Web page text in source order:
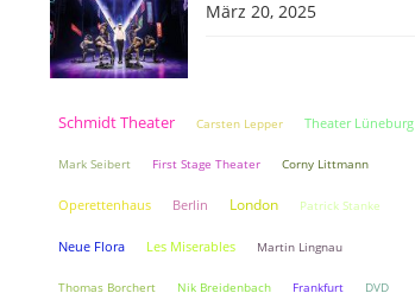
März 20, 2025
Schmidt Theater Carsten Lepper Theater Lüneburg
Mark Seibert First Stage Theater Corny Littmann
Operettenhaus Berlin London Patrick Stanke
Neue Flora Les Miserables Martin Lingnau
Thomas Borchert Nik Breidenbach Frankfurt DVD